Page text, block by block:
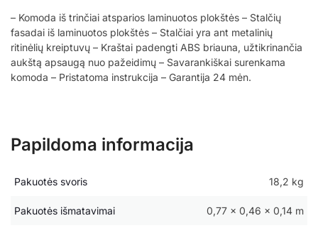
– Komoda iš trinčiai atsparios laminuotos plokštės – Stalčių
fasadai iš laminuotos plokštės – Stalčiai yra ant metalinių
ritinėlių kreiptuvų – Kraštai padengti ABS briauna, užtikrinančia
aukštą apsaugą nuo pažeidimų – Savarankiškai surenkama
komoda – Pristatoma instrukcija – Garantija 24 mėn.
Papildoma informacija
Pakuotės svoris 18,2 kg
Pakuotės išmatavimai 0,77 × 0,46 × 0,14 m